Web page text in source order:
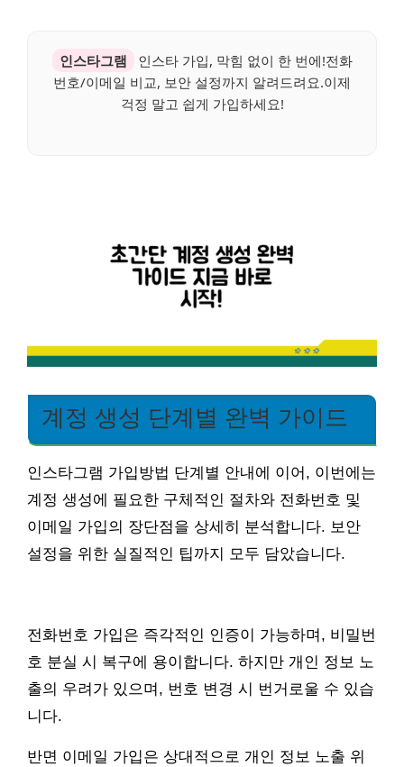
인스타그램
인스타 가입, 막힘 없이 한 번에!전화
번호/이메일 비교, 보안 설정까지 알려드려요.이제
걱정 말고 쉽게 가입하세요!
계정 생성 단계별 완벽 가이드
인스타그램 가입방법 단계별 안내에 이어, 이번에는
계정 생성에 필요한 구체적인 절차와 전화번호 및
이메일 가입의 장단점을 상세히 분석합니다. 보안
설정을 위한 실질적인 팁까지 모두 담았습니다.
전화번호 가입은 즉각적인 인증이 가능하며, 비밀번
호 분실 시 복구에 용이합니다. 하지만 개인 정보 노
출의 우려가 있으며, 번호 변경 시 번거로울 수 있습
니다.
반면 이메일 가입은 상대적으로 개인 정보 노출 위